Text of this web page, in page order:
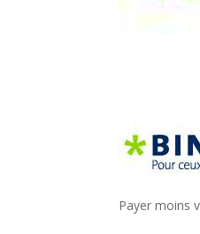
Payer moins